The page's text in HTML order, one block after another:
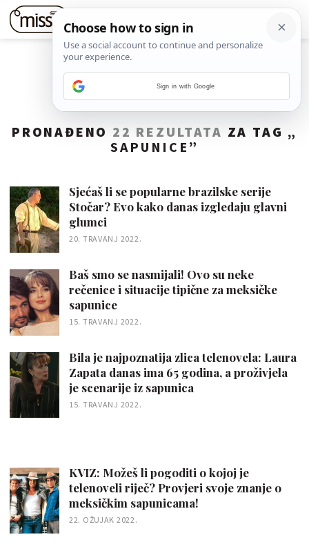
PRONAĐENO 22 REZULTATA ZA TAG „
SAPUNICE ”
Sjećaš li se popularne brazilske serije
Stočar? Evo kako danas izgledaju glavni
glumci
20. TRAVANJ 2022.
Baš smo se nasmijali! Ovo su neke
rečenice i situacije tipične za meksičke
sapunice
15. TRAVANJ 2022.
Bila je najpoznatija zlica telenovela: Laura
Zapata danas ima 65 godina, a proživjela
je scenarije iz sapunica
15. TRAVANJ 2022.
KVIZ: Možeš li pogoditi o kojoj je
telenoveli riječ? Provjeri svoje znanje o
meksičkim sapunicama!
22. OŽUJAK 2022.
Sign in with Google